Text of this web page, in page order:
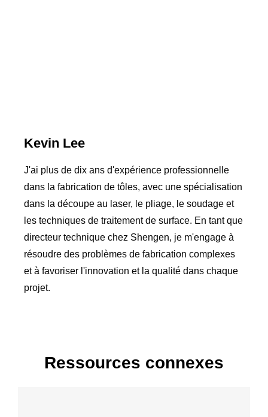
Kevin Lee
J'ai plus de dix ans d'expérience professionnelle
dans la fabrication de tôles, avec une spécialisation
dans la découpe au laser, le pliage, le soudage et
les techniques de traitement de surface. En tant que
directeur technique chez Shengen, je m'engage à
résoudre des problèmes de fabrication complexes
et à favoriser l'innovation et la qualité dans chaque
projet.
Ressources connexes